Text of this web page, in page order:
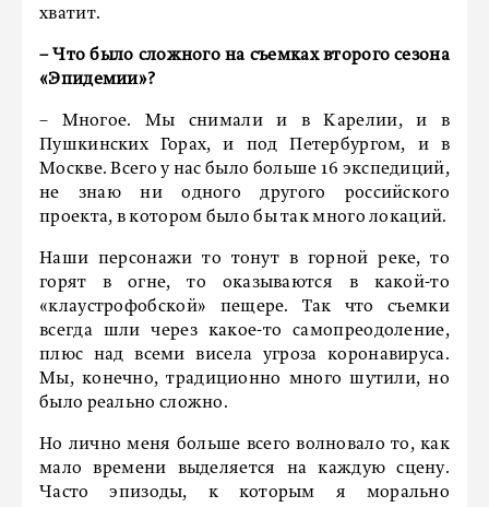
хватит.
– Что было сложного на съемках второго сезона
«Эпидемии»?
– Многое. Мы снимали и в Карелии, и в
Пушкинских Горах, и под Петербургом, и в
Москве. Всего у нас было больше 16 экспедиций,
не знаю ни одного другого российского
проекта, в котором было бы так много локаций.
Наши персонажи то тонут в горной реке, то
горят в огне, то оказываются в какой-то
«клаустрофобской» пещере. Так что съемки
всегда шли через какое-то самопреодоление,
плюс над всеми висела угроза коронавируса.
Мы, конечно, традиционно много шутили, но
было реально сложно.
Но лично меня больше всего волновало то, как
мало времени выделяется на каждую сцену.
Часто эпизоды, к которым я морально